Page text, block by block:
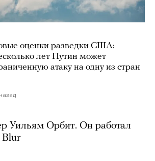
оценки разведки США:
лет Путин может
атаку на одну из стран
Уильям Орбит. Он работал
Blur